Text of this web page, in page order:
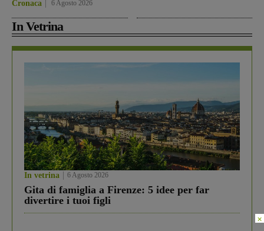
Cronaca 6 Agosto 2026
In Vetrina
In vetrina 6 Agosto 2026
Gita di famiglia a Firenze: 5 idee per far
divertire i tuoi figli
×